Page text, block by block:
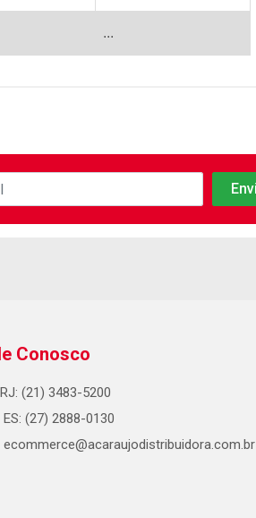
...
Conosco
RJ: (21) 3483-5200
ES: (27) 2888-0130
ecommerce@acaraujodistribuidora.com.br